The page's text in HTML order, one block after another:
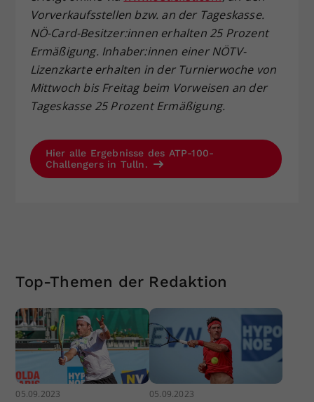
Vorverkaufsstellen bzw. an der Tageskasse.
NÖ-Card-Besitzer:innen erhalten 25 Prozent
Ermäßigung. Inhaber:innen einer NÖTV-
Lizenzkarte erhalten in der Turnierwoche von
Mittwoch bis Freitag beim Vorweisen an der
Tageskasse 25 Prozent Ermäßigung.
Hier alle Ergebnisse des ATP-100-
Challengers in Tulln.
Top-Themen der Redaktion
05.09.2023 05.09.2023